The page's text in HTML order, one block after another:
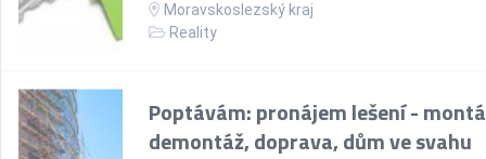
Moravskoslezský kraj
Reality
Poptávám: pronájem lešení -
demontáž, doprava, dům ve svahu